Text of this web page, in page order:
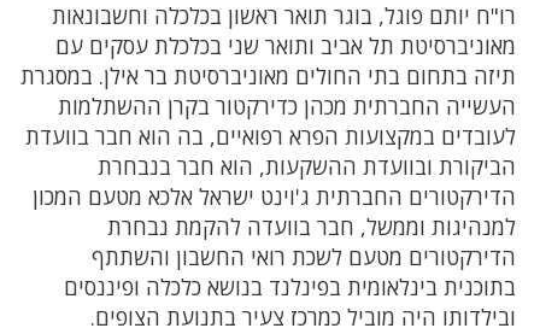
רו"ח יותם פוגל, בוגר תואר ראשון בכלכלה וחשבונאות
מאוניברסיטת תל אביב ותואר שני בכלכלת עסקים עם
תיזה בתחום בתי החולים מאוניברסיטת בר אילן. במסגרת
העשייה החברתית מכהן כדירקטור בקרן ההשתלמות
לעובדים במקצועות הפרא רפואיים, בה הוא חבר בוועדת
הביקורת ובוועדת ההשקעות, הוא חבר בנבחרת
הדירקטורים החברתית ג'וינט ישראל אלכא מטעם המכון
למנהיגות וממשל, חבר בוועדה להקמת נבחרת
הדירקטורים מטעם לשכת רואי החשבון והשתתף
בתוכנית בינלאומית בפינלנד בנושא כלכלה ופיננסים
ובילדותו היה מוביל כמרכז צעיר בתנועת הצופים.